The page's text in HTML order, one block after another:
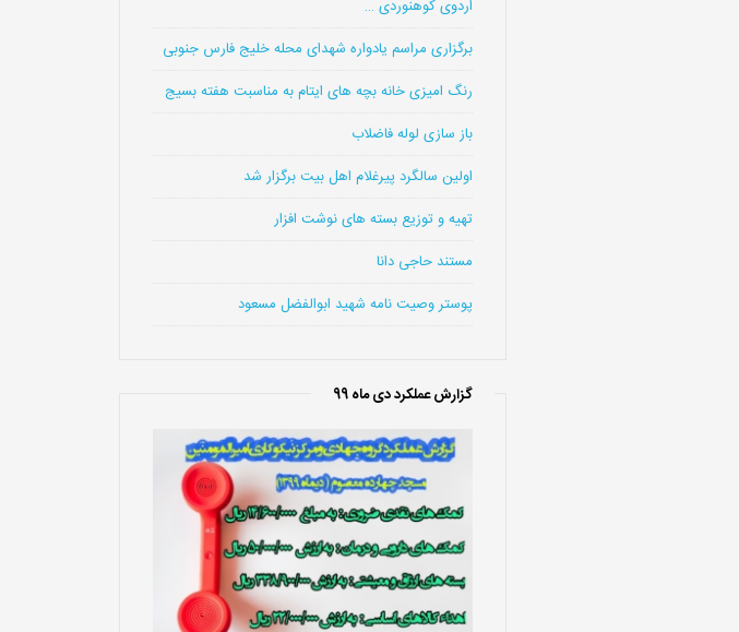
اردوی کوهنوردی …
برگزاری مراسم یادواره شهدای محله خلیج فارس جنوبی
رنگ امیزی خانه بچه های ایتام به مناسبت هفته بسیج
باز سازی لوله فاضلاب
اولین سالگرد پیرغلام اهل بیت برگزار شد
تهیه و توزیع بسته های نوشت افزار
مستند حاجی دانا
پوستر وصیت نامه شهید ابوالفضل مسعود
گزارش عملکرد دی ماه 99